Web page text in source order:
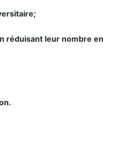
réduisant leur nombre en